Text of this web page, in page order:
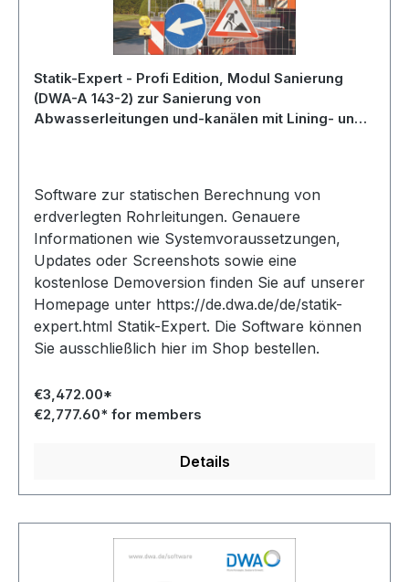
Statik-Expert - Profi Edition, Modul Sanierung
(DWA-A 143-2) zur Sanierung von
Abwasserleitungen und-kanälen mit Lining- und
Software zur statischen Berechnung von
erdverlegten Rohrleitungen. Genauere
Informationen wie Systemvoraussetzungen,
Updates oder Screenshots sowie eine
kostenlose Demoversion finden Sie auf unserer
Homepage unter https://de.dwa.de/de/statik-
expert.html Statik-Expert. Die Software können
Sie ausschließlich hier im Shop bestellen.
€3,472.00*
€2,777.60* for members
Details